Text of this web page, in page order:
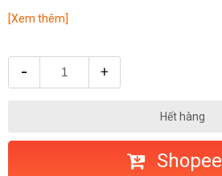
[Xem thêm]
- +
Hết hàng
Shopee